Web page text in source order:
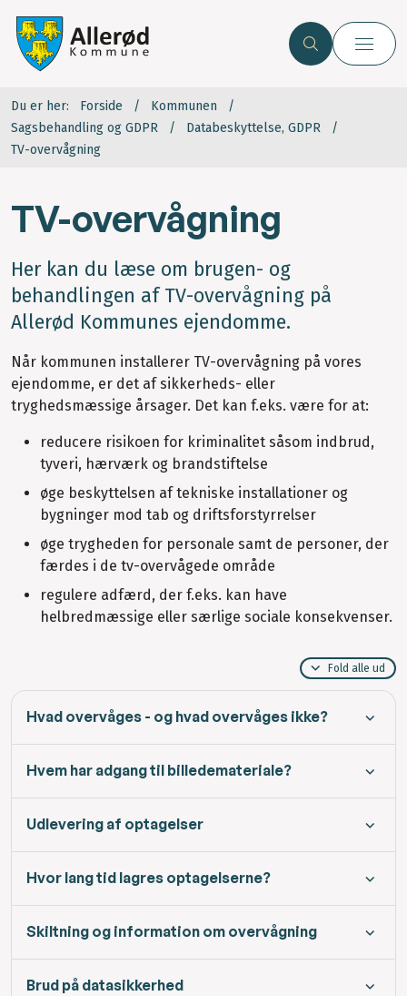
Du er her: Forside
Kommunen
Sagsbehandling og GDPR
Databeskyttelse, GDPR
TV-overvågning
TV-overvågning
Her kan du læse om brugen- og
behandlingen af TV-overvågning på
Allerød Kommunes ejendomme.
Når kommunen installerer TV-overvågning på vores
ejendomme, er det af sikkerheds- eller
tryghedsmæssige årsager. Det kan f.eks. være for at:
reducere risikoen for kriminalitet såsom indbrud,
tyveri, hærværk og brandstiftelse
øge beskyttelsen af tekniske installationer og
bygninger mod tab og driftsforstyrrelser
øge trygheden for personale samt de personer, der
færdes i de tv-overvågede område
regulere adfærd, der f.eks. kan have
helbredmæssige eller særlige sociale konsekvenser.
Fold alle ud
Hvad overvåges - og hvad overvåges ikke?
Hvem har adgang til billedemateriale?
Udlevering af optagelser
Hvor lang tid lagres optagelserne?
Skiltning og information om overvågning
Brud på datasikkerhed